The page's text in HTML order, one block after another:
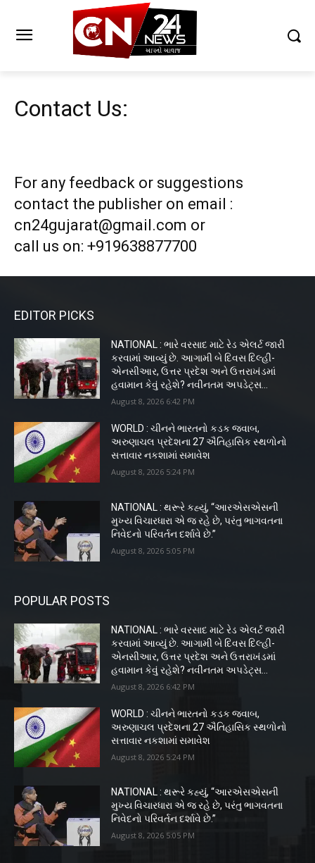
Contact Us:
For any feedback or suggestions
contact the publisher on email :
cn24gujarat@gmail.com or
call us on: +919638877700
EDITOR PICKS
NATIONAL : ભારે વરસાદ માટે રેડ એલર્ટ જારી
કરવામાં આવ્યું છે. આગામી બે દિવસ દિલ્હી-
એનસીઆર, ઉત્તર પ્રદેશ અને ઉત્તરાખંડમાં
હવામાન કેવું રહેશે? નવીનતમ અપડેટ્સ...
August 8, 2026 6:42 PM
WORLD : ચીનને ભારતનો કડક જવાબ,
અરુણાચલ પ્રદેશના 27 ઐતિહાસિક સ્થળોનો
સત્તાવાર નકશામાં સમાવેશ
August 8, 2026 5:24 PM
NATIONAL : થરૂરે કહ્યું, “આરએસએસની
મુખ્ય વિચારધારા એ જ રહે છે, પરંતુ ભાગવતના
નિવેદનો પરિવર્તન દર્શાવે છે.”
August 8, 2026 5:05 PM
POPULAR POSTS
NATIONAL : ભારે વરસાદ માટે રેડ એલર્ટ જારી
કરવામાં આવ્યું છે. આગામી બે દિવસ દિલ્હી-
એનસીઆર, ઉત્તર પ્રદેશ અને ઉત્તરાખંડમાં
હવામાન કેવું રહેશે? નવીનતમ અપડેટ્સ...
August 8, 2026 6:42 PM
WORLD : ચીનને ભારતનો કડક જવાબ,
અરુણાચલ પ્રદેશના 27 ઐતિહાસિક સ્થળોનો
સત્તાવાર નકશામાં સમાવેશ
August 8, 2026 5:24 PM
NATIONAL : થરૂરે કહ્યું, “આરએસએસની
મુખ્ય વિચારધારા એ જ રહે છે, પરંતુ ભાગવતના
નિવેદનો પરિવર્તન દર્શાવે છે.”
August 8, 2026 5:05 PM